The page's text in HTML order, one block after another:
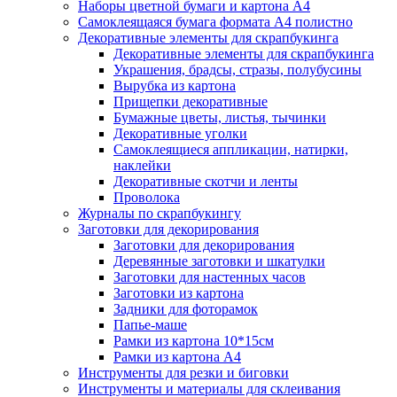
Наборы цветной бумаги и картона А4
Самоклеящаяся бумага формата А4 полистно
Декоративные элементы для скрапбукинга
Декоративные элементы для скрапбукинга
Украшения, брадсы, стразы, полубусины
Вырубка из картона
Прищепки декоративные
Бумажные цветы, листья, тычинки
Декоративные уголки
Самоклеящиеся аппликации, натирки,
наклейки
Декоративные скотчи и ленты
Проволока
Журналы по скрапбукингу
Заготовки для декорирования
Заготовки для декорирования
Деревянные заготовки и шкатулки
Заготовки для настенных часов
Заготовки из картона
Задники для фоторамок
Папье-маше
Рамки из картона 10*15см
Рамки из картона А4
Инструменты для резки и биговки
Инструменты и материалы для склеивания